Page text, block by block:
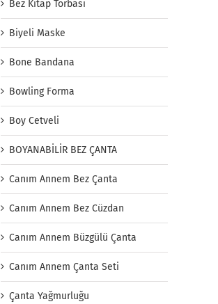
Bez Kitap Torbası
Biyeli Maske
Bone Bandana
Bowling Forma
Boy Cetveli
BOYANABİLİR BEZ ÇANTA
Canım Annem Bez Çanta
Canım Annem Bez Cüzdan
Canım Annem Büzgülü Çanta
Canım Annem Çanta Seti
Çanta Yağmurluğu